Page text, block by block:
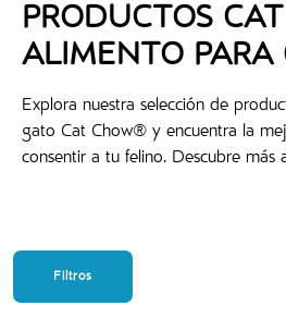
PRODUCTOS
ALIMENTO PARA
Explora nuestra selección de
gato Cat Chow® y encuentra la
consentir a tu felino. Descubre más
Filtros